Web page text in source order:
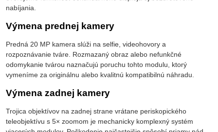
nabíjania.
Výmena prednej kamery
Predná 20 MP kamera slúži na selfie, videohovory a
rozpoznávanie tváre. Rozmazaný obraz alebo nefunkčné
odomykanie tvárou naznačujú poruchu tohto modulu, ktorý
vymeníme za originálnu alebo kvalitnú kompatibilnú náhradu.
Výmena zadnej kamery
Trojica objektívov na zadnej strane vrátane periskopického
teleobjektívu s 5× zoomom je mechanicky komplexný systém